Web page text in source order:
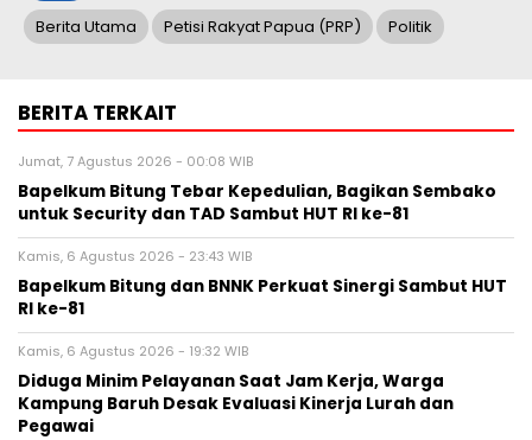
Berita Utama Petisi Rakyat Papua (PRP) Politik
BERITA TERKAIT
Jumat, 7 Agustus 2026 - 00:08 WIB
Bapelkum Bitung Tebar Kepedulian, Bagikan Sembako
untuk Security dan TAD Sambut HUT RI ke-81
Kamis, 6 Agustus 2026 - 23:43 WIB
Bapelkum Bitung dan BNNK Perkuat Sinergi Sambut HUT
RI ke-81
Kamis, 6 Agustus 2026 - 19:32 WIB
Diduga Minim Pelayanan Saat Jam Kerja, Warga
Kampung Baruh Desak Evaluasi Kinerja Lurah dan
Pegawai